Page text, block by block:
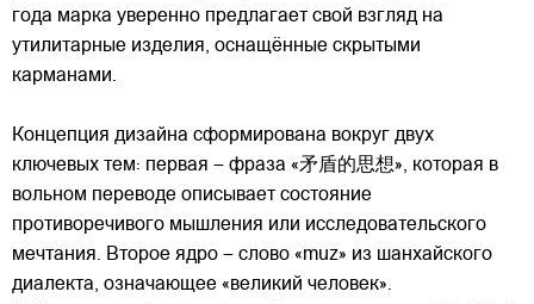
года марка уверенно предлагает свой взгляд на
утилитарные изделия, оснащённые скрытыми
карманами.
Концепция дизайна сформирована вокруг двух
ключевых тем: первая – фраза «矛盾的思想», которая в
вольном переводе описывает состояние
противоречивого мышления или исследовательского
мечтания. Второе ядро – слово «muz» из шанхайского
диалекта, означающее «великий человек».